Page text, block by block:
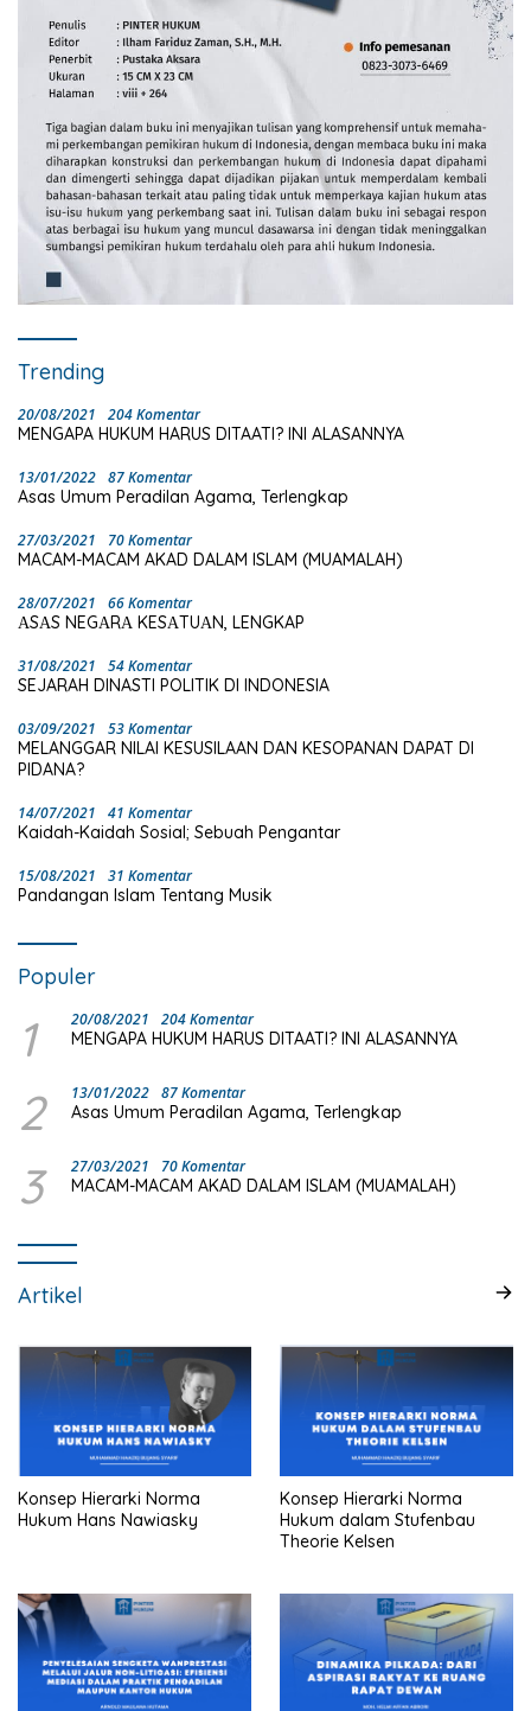
Trending
20/08/2021 204 Komentar
MENGAPA HUKUM HARUS DITAATI? INI ALASANNYA
13/01/2022 87 Komentar
Asas Umum Peradilan Agama, Terlengkap
27/03/2021 70 Komentar
MACAM-MACAM AKAD DALAM ISLAM (MUAMALAH)
28/07/2021 66 Komentar
ΑSΑS NEGΑRΑ KESΑTUΑN, LENGKAP
31/08/2021 54 Komentar
SEJARAH DINASTI POLITIK DI INDONESIA
03/09/2021 53 Komentar
MELANGGAR NILAI KESUSILAAN DAN KESOPANAN DAPAT DI
PIDANA?
14/07/2021 41 Komentar
Kaidah-Kaidah Sosial; Sebuah Pengantar
15/08/2021 31 Komentar
Pandangan Islam Tentang Musik
Populer
1 20/08/2021 204 Komentar
MENGAPA HUKUM HARUS DITAATI? INI ALASANNYA
2 13/01/2022 87 Komentar
Asas Umum Peradilan Agama, Terlengkap
3 27/03/2021 70 Komentar
MACAM-MACAM AKAD DALAM ISLAM (MUAMALAH)
Artikel
Konsep Hierarki Norma
Hukum Hans Nawiasky
Konsep Hierarki Norma
Hukum dalam Stufenbau
Theorie Kelsen